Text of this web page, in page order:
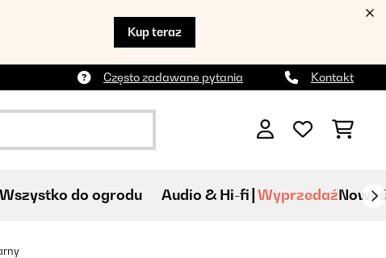
Kup teraz
Często zadawane pytania Kontakt
Wszystko do ogrodu Audio & Hi-fi Wyprzedaź